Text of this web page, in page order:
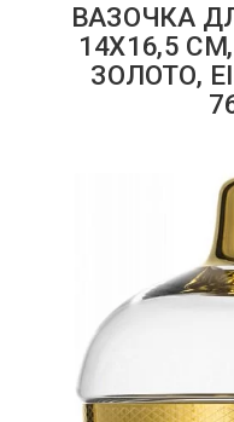
ВАЗОЧКА
14X16,5
ЗОЛОТО,